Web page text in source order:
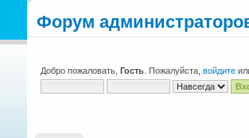
Форум
Добро пожаловать, Гость. Пожалуйста, войдите